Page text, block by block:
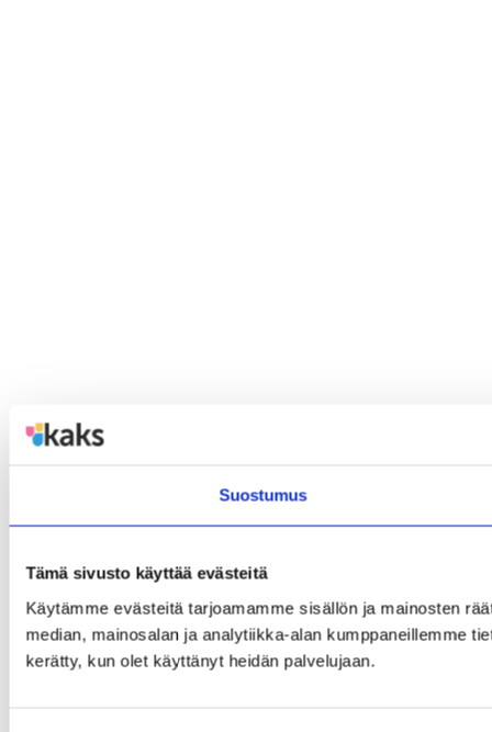
Suostumus
Tämä sivusto käyttää evästeitä
Käytämme evästeitä tarjoamamme sisällön ja mainosten
median, mainosalan ja analytiikka-alan kumppaneillemme
kerätty, kun olet käyttänyt heidän palvelujaan.